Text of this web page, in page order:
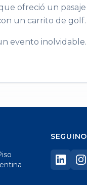
ofreció un pasaje
un carrito de golf.
evento inolvidable.